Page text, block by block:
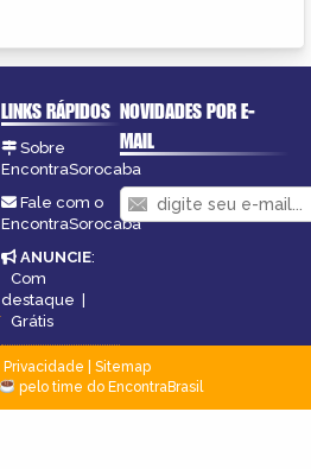
LINKS RÁPIDOS
Sobre
EncontraSorocaba
Fale com o
EncontraSorocaba
ANUNCIE:
Com
destaque |
Grátis
NOVIDADES POR E-
MAIL
Privacidade
Sitemap
pelo time do EncontraBrasil